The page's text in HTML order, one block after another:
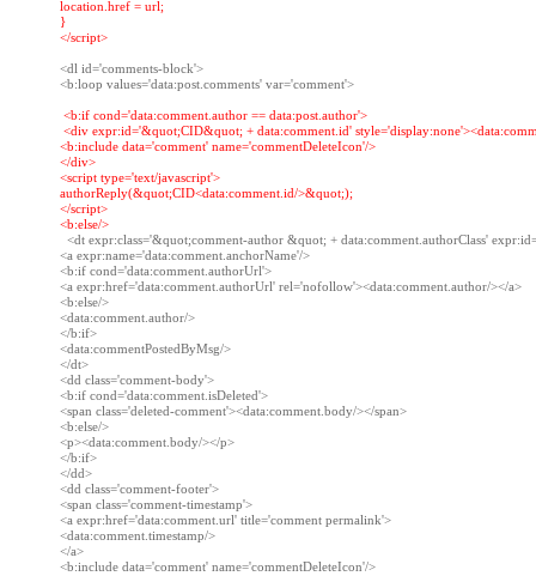
location.href = url;
}
</script>
<dl id='comments-block'>
<b:if cond='data:comment.author == data:post.author'
<div expr:id='&quot;CID&quot; + data:comment.id'
<b:include data='comment' name='commentDeleteIcon'/>
</div>
<script type='text/javascript'>
authorReply(&quot;CID<data:comment.id/>&quot;);
</script>
<dt expr:class='&quot;comment-author &quot; + data:comment.authorClass'
<a expr:name='data:comment.anchorName'/>
<b:if cond='data:comment.authorUrl'>
<a expr:href='data:comment.authorUrl' rel='nofollow'><data:comment.author/></a>
<b:else/>
<data:comment.author/>
</b:if>
<data:commentPostedByMsg/>
</dt>
<dd class='comment-body'>
<b:if cond='data:comment.isDeleted'>
<span class='deleted-comment'><data:comment.body/></span>
<b:else/>
<p><data:comment.body/></p>
</b:if>
</dd>
<dd class='comment-footer'>
<span class='comment-timestamp'>
<a expr:href='data:comment.url' title='comment permalink'>
<data:comment.timestamp/>
</a>
<b:include data='comment' name='commentDeleteIcon'/>